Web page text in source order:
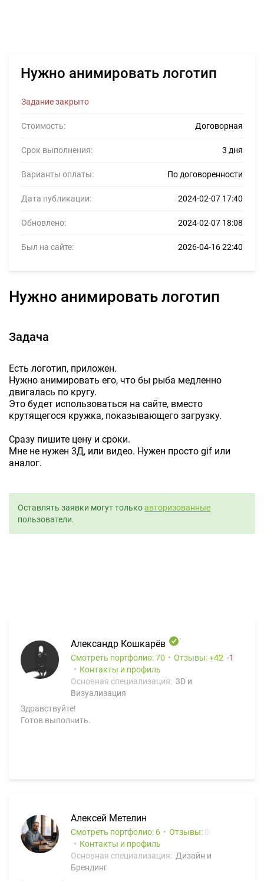
Нужно анимировать логотип
Задание закрыто
Стоимость: Договорная
Срок выполнения: 3 дня
Варианты оплаты: По договоренности
Дата публикации: 2024-02-07 17:40
Обновлено: 2024-02-07 18:08
Был на сайте: 2026-04-16 22:40
Нужно анимировать логотип
Задача
Есть логотип, приложен.
Нужно анимировать его, что бы рыба медленно
двигалась по кругу.
Это будет использоваться на сайте, вместо
крутящегося кружка, показывающего загрузку.
Сразу пишите цену и сроки.
Мне не нужен 3Д, или видео. Нужен просто gif или
аналог.
Оставлять заявки могут толькоавторизованные
пользователи.
Александр Кошкарёв
Смотреть портфолио: 70 Отзывы: 42
1
Контакты и профиль
Основная специализация: 3D и
Визуализация
Здравствуйте!
Готов выполнить.
Алексей Метелин
Смотреть портфолио: 6 Отзывы: 0
Контакты и профиль
Основная специализация: Дизайн и
Брендинг